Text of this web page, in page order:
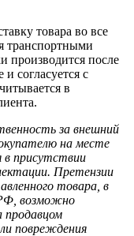
товара во все
транспортными
производится после
согласуется с
в
за внешний
на месте
в присутствии
Претензии
товара, в
возможно
продавцом
повреждения